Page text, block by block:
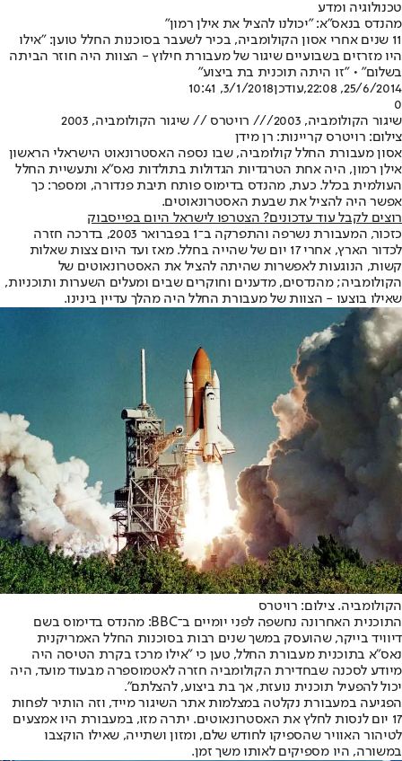
טכנולוגיה ומדע
מהנדס בנאס"א: "יכולנו להציל את אילן רמון"
11 שנים אחרי אסון הקולומביה, בכיר לשעבר בסוכנות החלל טוען: "אילו
היו מזרזים בשבועיים שיגור של מעבורת חילוץ - הצוות היה חוזר הביתה
בשלום" • "זו היתה תוכנית בת ביצוע"
25/6/2014, 22:08
,עודכן3/1/2018, 10:41
0
שיגור הקולומביה, 2003/// רויטרס // שיגור הקולומביה, 2003
צילום: רויטרס קריינות: רן מידן
אסון מעבורת החלל קולומביה, שבו נספה האסטרונאוט הישראלי הראשון
אילן רמון, היה אחת הטרגדיות הגדולות בתולדות נאס"א ותעשיית החלל
העולמית בכלל. כעת, מהנדס בדימוס פותח תיבת פנדורה, ומספר: כך
אפשר היה להציל את שבעת האסטרונאוטים.
רוצים לקבל עוד עדכונים? הצטרפו לישראל היום בפייסבוק
כזכור, המעבורת נשרפה והתפרקה ב־1 בפברואר 2003, בדרכה חזרה
לכדור הארץ, אחרי 17 יום של שהייה בחלל. מאז ועד היום צצות שאלות
קשות, הנוגעות לאפשרות שהיתה להציל את האסטרונאוטים של
הקולומביה; מהנדסים, מדענים וחוקרים שבים ומעלים השערות ותוכניות,
שאילו בוצעו - הצוות של מעבורת החלל היה מהלך עדיין בינינו.
הקולומביה. צילום: רויטרס
התוכנית האחרונה נחשפה לפני יומיים ב־BBC: מהנדס בדימוס בשם
דיוויד בייקר, שהועסק במשך שנים רבות בסוכנות החלל האמריקנית
נאס"א בתוכנית מעבורת החלל, טען כי "אילו מרכז בקרת הטיסה היה
מיודע לסכנה שבחדירת הקולומביה חזרה לאטמוספרה מבעוד מועד, היה
יכול להפעיל תוכנית נועזת, אך בת ביצוע, להצלתם".
הפגיעה במעבורת נקלטה במצלמות אתר השיגור מייד, וזה הותיר לפחות
17 יום לנסות לחלץ את האסטרונאוטים. יתרה מזו, במעבורת היו אמצעים
לטיהור האוויר שהספיקו לחודש שלם, ומזון ושתייה, שאילו הוקצבו
במשורה, היו מספיקים לאותו משך זמן.